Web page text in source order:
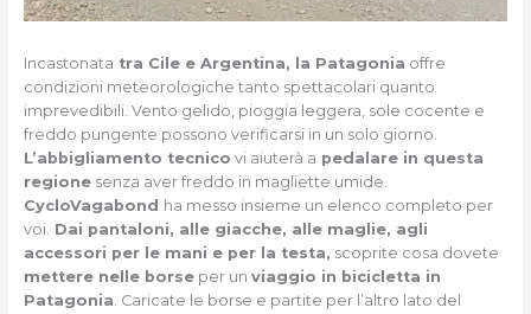
Incastonata tra Cile e Argentina, la Patagonia offre
condizioni meteorologiche tanto spettacolari quanto
imprevedibili. Vento gelido, pioggia leggera, sole cocente e
freddo pungente possono verificarsi in un solo giorno.
L’abbigliamento tecnico vi aiuterà a pedalare in questa
regionesenza aver freddo in magliette umide.
CycloVagabond ha messo insieme un elenco completo per
voi. Dai pantaloni, alle giacche, alle maglie, agli
accessori per le mani e per la testa, scoprite cosa dovete
mettere nelle borseper un viaggio in bicicletta in
Patagonia. Caricate le borse e partite per l’altro lato del